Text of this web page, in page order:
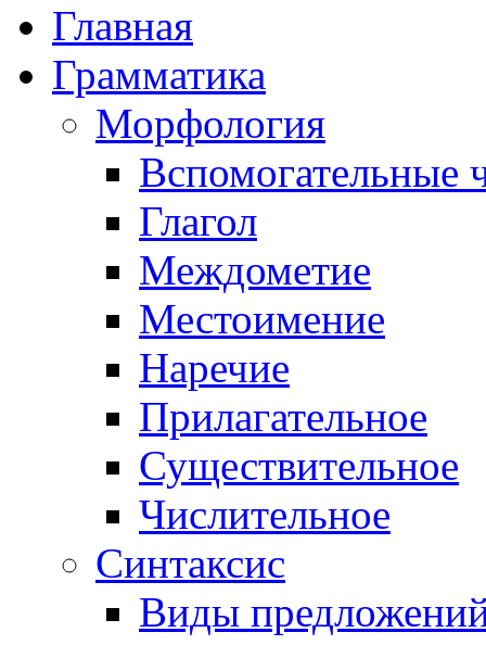
Главная
Грамматика
Морфология
Вспомогательные
Глагол
Междометие
Местоимение
Наречие
Прилагательное
Существительное
Числительное
Синтаксис
Виды